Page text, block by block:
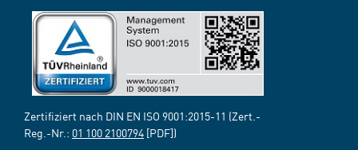
Zertifiziert nach DIN EN ISO 9001:2015-11 (Zert.-
Reg.-Nr.: 01 100 2100794 [PDF])